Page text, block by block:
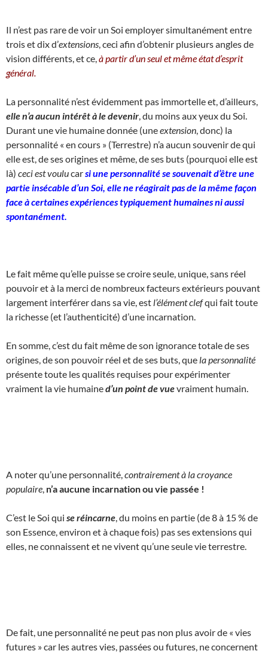
Il n’est pas rare de voir un Soi employer simultanément entre
trois et dix d’extensions , ceci afin d’obtenir plusieurs angles de
vision différents, et ce, à partir d’un seul et même état d’esprit
général.
La personnalité n’est évidemment pas immortelle et, d’ailleurs,
elle n’a aucun intérêt à le devenir , du moins aux yeux du Soi.
Durant une vie humaine donnée (uneextension , donc) la
personnalité « en cours » (Terrestre) n’a aucun souvenir de qui
elle est, de ses origines et même, de ses buts (pourquoi elle est
là) ceci est voulucarsi une personnalité se souvenait d’être une
partie insécable d’un Soi, elle ne réagirait pas de la même façon
face à certaines expériences typiquement humaines ni aussi
spontanément.
Le fait même qu’elle puisse se croire seule, unique, sans réel
pouvoir et à la merci de nombreux facteurs extérieurs pouvant
largement interférer dans sa vie, est l’élément clefqui fait toute
la richesse (et l’authenticité) d’une incarnation.
En somme, c’est du fait même de son ignorance totale de ses
origines, de son pouvoir réel et de ses buts, que la personnalité
présente toute les qualités requises pour expérimenter
vraiment la vie humained’un point de vuevraiment humain.
A noter qu’une personnalité, contrairement à la croyance
populaire n’a aucune incarnation ou vie passée !
C’est le Soi qui se réincarne , du moins en partie (de 8 à 15 % de
son Essence, environ et à chaque fois) pas ses extensions qui
elles, ne connaissent et ne vivent qu’une seule vie terrestre.
De fait, une personnalité ne peut pas non plus avoir de « vies
futures » car les autres vies, passées ou futures, ne concernent